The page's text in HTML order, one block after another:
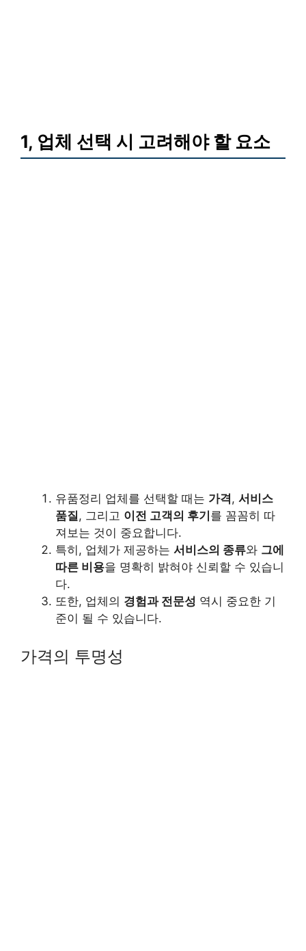
1, 업체 선택 시 고려해야 할 요소
유품정리 업체를 선택할 때는 가격, 서비스
품질, 그리고 이전 고객의 후기를 꼼꼼히 따
져보는 것이 중요합니다.
특히, 업체가 제공하는 서비스의 종류와 그에
따른 비용을 명확히 밝혀야 신뢰할 수 있습니
다.
또한, 업체의 경험과 전문성 역시 중요한 기
준이 될 수 있습니다.
가격의 투명성